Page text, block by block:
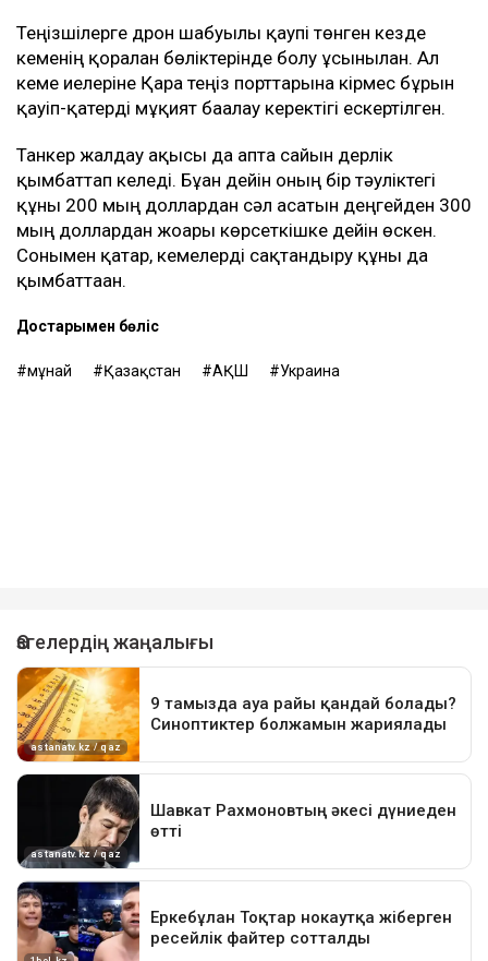
Теңізшілерге дрон шабуылы қаупі төнген кезде
кеменің қорғалған бөліктерінде болу ұсынылған. Ал
кеме иелеріне Қара теңіз порттарына кірмес бұрын
қауіп-қатерді мұқият бағалау керектігі ескертілген.
Танкер жалдау ақысы да апта сайын дерлік
қымбаттап келеді. Бұған дейін оның бір тәуліктегі
құны 200 мың доллардан сәл асатын деңгейден 300
мың доллардан жоғары көрсеткішке дейін өскен.
Сонымен қатар, кемелерді сақтандыру құны да
қымбаттаған.
Достарыңмен бөліс
мұнай Қазақстан АҚШ Украина